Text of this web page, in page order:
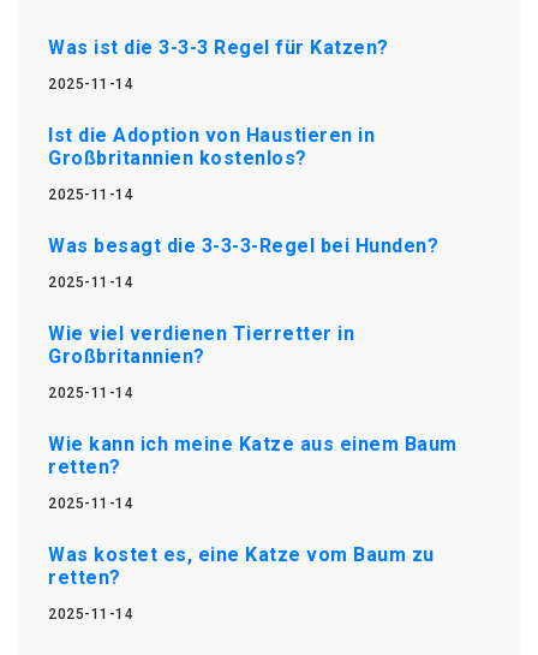
Was ist die 3-3-3 Regel für Katzen?
2025-11-14
Ist die Adoption von Haustieren in
Großbritannien kostenlos?
2025-11-14
Was besagt die 3-3-3-Regel bei Hunden?
2025-11-14
Wie viel verdienen Tierretter in
Großbritannien?
2025-11-14
Wie kann ich meine Katze aus einem Baum
retten?
2025-11-14
Was kostet es, eine Katze vom Baum zu
retten?
2025-11-14